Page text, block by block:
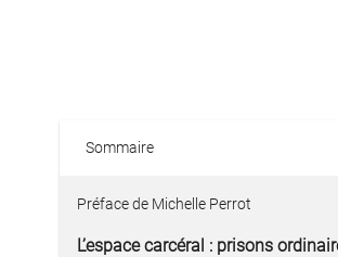
Sommaire
Préface de Michelle Perrot
L’espace carcéral : prisons